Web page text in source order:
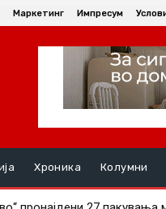
Маркетинг Импресум
Хроника Колумни